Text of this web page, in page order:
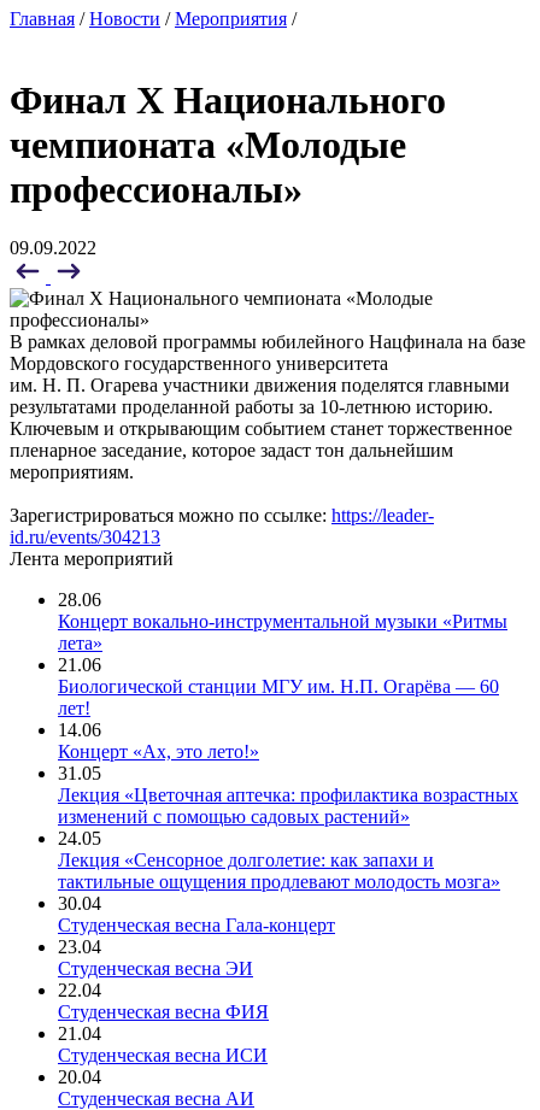
Главная /Новости /Мероприятия /
Финал X Национального
чемпионата «Молодые
профессионалы»
09.09.2022
В рамках деловой программы юбилейного Нацфинала на базе
Мордовского государственного университета
им. Н. П. Огарева участники движения поделятся главными
результатами проделанной работы за 10-летнюю историю.
Ключевым и открывающим событием станет торжественное
пленарное заседание, которое задаст тон дальнейшим
мероприятиям.
Зарегистрироваться можно по ссылке: https://leader-
id.ru/events/304213
Лента мероприятий
28.06
Концерт вокально-инструментальной музыки «Ритмы
лета»
21.06
Биологической станции МГУ им. Н.П. Огарёва — 60
лет!
14.06
Концерт «Ах, это лето!»
31.05
Лекция «Цветочная аптечка: профилактика возрастных
изменений с помощью садовых растений»
24.05
Лекция «Сенсорное долголетие: как запахи и
тактильные ощущения продлевают молодость мозга»
30.04
Студенческая весна Гала-концерт
23.04
Студенческая весна ЭИ
22.04
Студенческая весна ФИЯ
21.04
Студенческая весна ИСИ
20.04
Студенческая весна АИ